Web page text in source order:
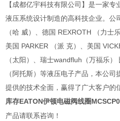
【成都亿宇科技有限公司】是一家
液压系统设计制造的高科技企业。公
（哈 威）、德国 REXROTH （力士
美国 PARKER （派 克）、美国
（太阳）、瑞士wandfluh（万福乐
（阿托斯）等液压电子产品，本公司
提供的技术全面，赢得了广大客户的
库存EATON伊顿电磁阀线圈
产品请联系咨询！